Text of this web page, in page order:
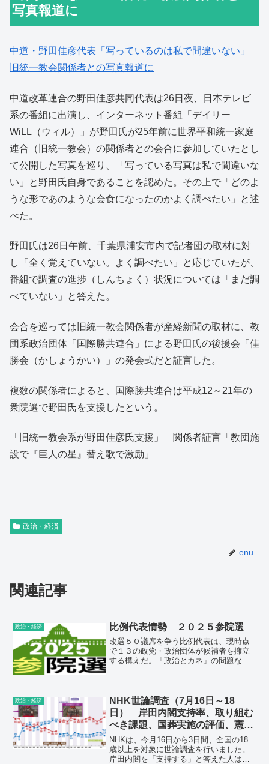
写真報道に
中道・野田佳彦代表「写っているのは私で間違いない」
旧統一教会関係者との写真報道に
中道改革連合の野田佳彦共同代表は26日夜、日本テレビ
系の番組に出演し、インターネット番組「デイリー
WiLL（ウィル）」が野田氏が25年前に世界平和統一家庭
連合（旧統一教会）の関係者との会合に参加していたとし
て公開した写真を巡り、「写っている写真は私で間違いな
い」と野田氏自身であることを認めた。その上で「どのよ
うな形であのような会食になったのかよく調べたい」と述
べた。
野田氏は26日午前、千葉県浦安市内で記者団の取材に対
し「全く覚えていない。よく調べたい」と応じていたが、
番組で調査の進捗（しんちょく）状況については「まだ調
べていない」と答えた。
会合を巡っては旧統一教会関係者が産経新聞の取材に、教
団系政治団体「国際勝共連合」による野田氏の後援会「佳
勝会（かしょうかい）」の発会式だと証言した。
複数の関係者によると、国際勝共連合は平成12～21年の
衆院選で野田氏を支援したという。
「旧統一教会系が野田佳彦氏支援」 関係者証言「教団施
設で『巨人の星』替え歌で激励」
政治・経済
enu
関連記事
政治・経済 比例代表情勢 ２０２５参院選
改選５０議席を争う比例代表は、現時点
で１３の政党・政治団体が候補者を擁立
する構えだ。「政治とカネ」の問題など
いない。国民民主は躍進をもくろむ。
政治・経済
NHK世論調査（7月16日～18
日） 岸田内閣支持率、取り組む
べき課題、国葬実施の評価、憲法
改正議論、政党支持率
NHKは、今月16日から3日間、全国の18
歳以上を対象に世論調査を行いました。
岸田内閣を「支持する」と答えた人は、